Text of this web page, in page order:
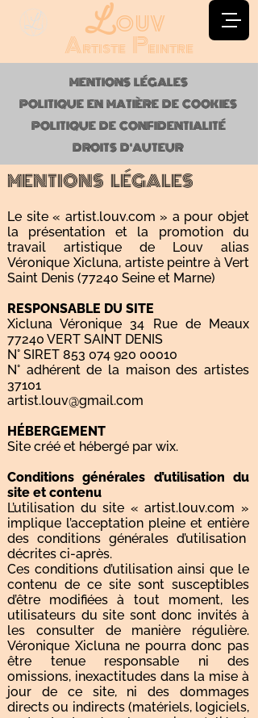
Louv
Artiste Peintre
MENTIONS LÉGALES
POLITIQUE EN MATIÈRE DE COOKIES
POLITIQUE DE CONFIDENTIALITÉ
DROITS D'AUTEUR
MENTIONS LÉGALES
Le site « artist.louv.com » a pour objet
la présentation et la promotion du
travail artistique de Louv alias
Véronique Xicluna, artiste peintre à Vert
Saint Denis (77240 Seine et Marne)
RESPONSABLE DU SITE
Xicluna Véronique 34 Rue de Meaux
77240 VERT SAINT DENIS
N° SIRET 853 074 920 00010
N° adhérent de la maison des artistes
37101
artist.louv@gmail.com
HÉBERGEMENT
Site créé et hébergé par wix.
Conditions générales d’utilisation du
site et contenu
L’utilisation du site « artist.louv.com »
implique l’acceptation pleine et entière
des conditions générales d’utilisation
décrites ci-après.
Ces conditions d’utilisation ainsi que le
contenu de ce site sont susceptibles
d’être modifiées à tout moment, les
utilisateurs du site sont donc invités à
les consulter de manière régulière.
Véronique Xicluna ne pourra donc pas
être tenue responsable ni des
omissions, inexactitudes dans la mise à
jour de ce site, ni des dommages
directs ou indirects (matériels, logiciels,